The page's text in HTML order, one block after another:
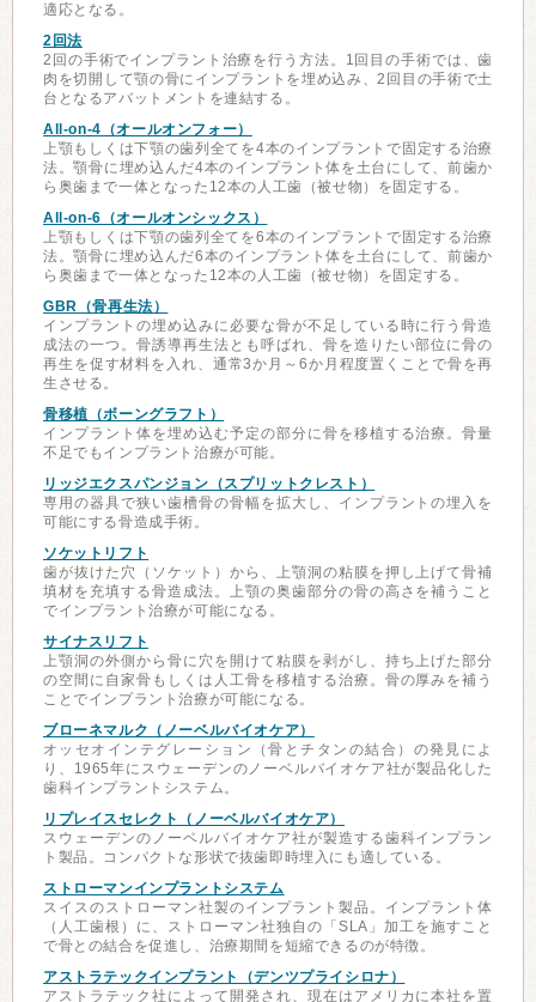
適応となる。
2回法
2回の手術でインプラント治療を行う方法。1回目の手術では、歯
肉を切開して顎の骨にインプラントを埋め込み、2回目の手術で土
台となるアバットメントを連結する。
All-on-4（オールオンフォー）
上顎もしくは下顎の歯列全てを4本のインプラントで固定する治療
法。顎骨に埋め込んだ4本のインプラント体を土台にして、前歯か
ら奥歯まで一体となった12本の人工歯（被せ物）を固定する。
All-on-6（オールオンシックス）
上顎もしくは下顎の歯列全てを6本のインプラントで固定する治療
法。顎骨に埋め込んだ6本のインプラント体を土台にして、前歯か
ら奥歯まで一体となった12本の人工歯（被せ物）を固定する。
GBR（骨再生法）
インプラントの埋め込みに必要な骨が不足している時に行う骨造
成法の一つ。骨誘導再生法とも呼ばれ、骨を造りたい部位に骨の
再生を促す材料を入れ、通常3か月～6か月程度置くことで骨を再
生させる。
骨移植（ボーングラフト）
インプラント体を埋め込む予定の部分に骨を移植する治療。骨量
不足でもインプラント治療が可能。
リッジエクスパンジョン（スプリットクレスト）
専用の器具で狭い歯槽骨の骨幅を拡大し、インプラントの埋入を
可能にする骨造成手術。
ソケットリフト
歯が抜けた穴（ソケット）から、上顎洞の粘膜を押し上げて骨補
填材を充填する骨造成法。上顎の奥歯部分の骨の高さを補うこと
でインプラント治療が可能になる。
サイナスリフト
上顎洞の外側から骨に穴を開けて粘膜を剥がし、持ち上げた部分
の空間に自家骨もしくは人工骨を移植する治療。骨の厚みを補う
ことでインプラント治療が可能になる。
ブローネマルク（ノーベルバイオケア）
オッセオインテグレーション（骨とチタンの結合）の発見によ
り、1965年にスウェーデンのノーベルバイオケア社が製品化した
歯科インプラントシステム。
リプレイスセレクト（ノーベルバイオケア）
スウェーデンのノーベルバイオケア社が製造する歯科インプラン
ト製品。コンパクトな形状で抜歯即時埋入にも適している。
ストローマンインプラントシステム
スイスのストローマン社製のインプラント製品。インプラント体
（人工歯根）に、ストローマン社独自の「SLA」加工を施すこと
で骨との結合を促進し、治療期間を短縮できるのが特徴。
アストラテックインプラント（デンツプライシロナ）
アストラテック社によって開発され、現在はアメリカに本社を置